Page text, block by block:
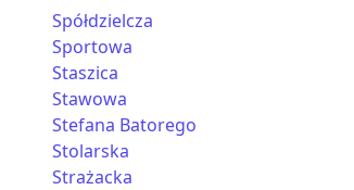
Spółdzielcza
Sportowa
Staszica
Stawowa
Stefana Batorego
Stolarska
Strażacka